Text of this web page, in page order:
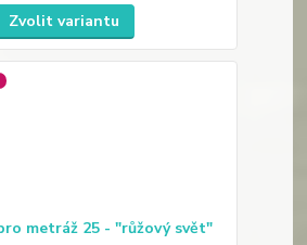
Zvolit variantu